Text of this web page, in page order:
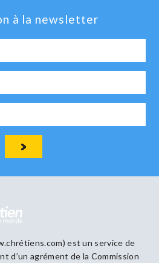
à la newsletter
est un service de
d’un agrément de la Commission